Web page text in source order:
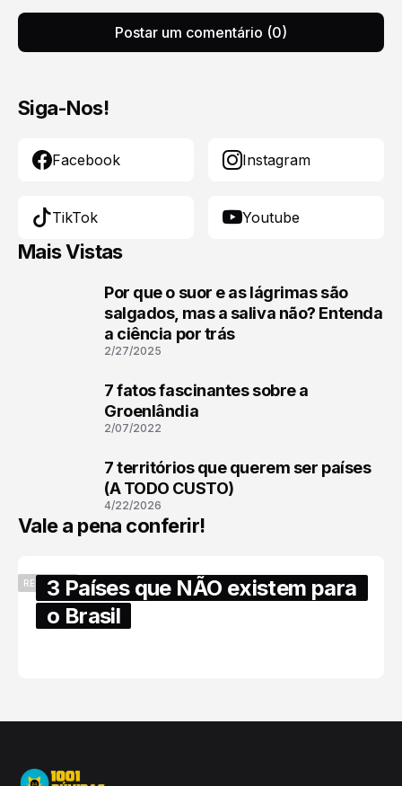
Postar um comentário (0)
Siga-Nos!
Facebook Instagram
TikTok Youtube
Mais Vistas
Por que o suor e as lágrimas são
salgados, mas a saliva não? Entenda
a ciência por trás
2/27/2025
7 fatos fascinantes sobre a
Groenlândia
2/07/2022
7 territórios que querem ser países
(A TODO CUSTO)
4/22/2026
Vale a pena conferir!
RECENTES3 Países que NÃO existem para
o Brasil